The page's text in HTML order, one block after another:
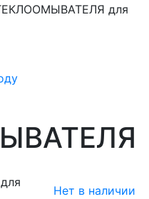
для
Нет в наличии